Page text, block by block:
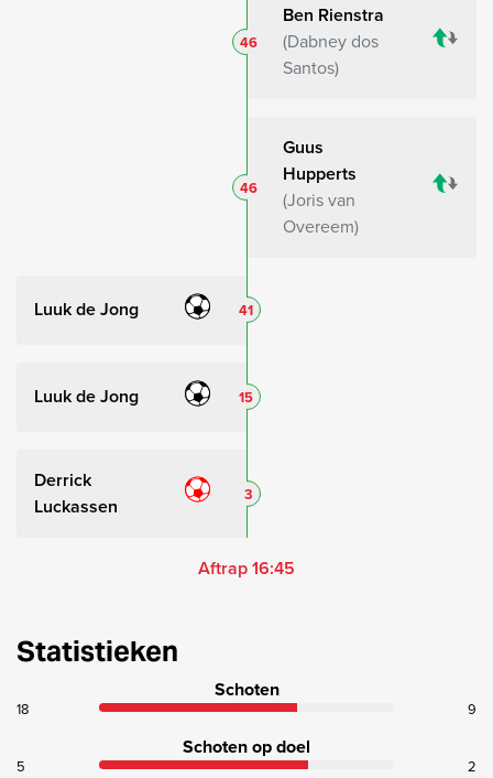
Ben Rienstra
Dabney dos
Santos
46
Guus
Hupperts
Joris van
Overeem
46
Luuk de Jong 41
Luuk de Jong 15
Derrick
Luckassen
3
Aftrap 16:45
Statistieken
Schoten
18 9
Schoten op doel
5 2